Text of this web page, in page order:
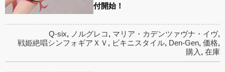
付開始！
Q-six, ノルグレコ , マリア・カデンツァヴナ・イヴ,
戦姫絶唱シンフォギアＸＶ , ビキニスタイル, Den-Gen, 価格,
購入 , 在庫